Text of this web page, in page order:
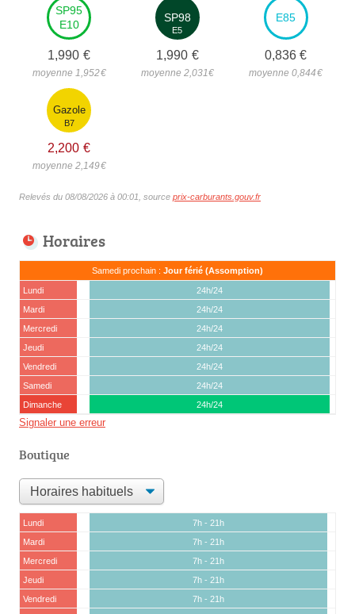
SP95
E10
1,990 €
moyenne 1,952€
SP98
E5
1,990 €
moyenne 2,031€
E85
0,836 €
moyenne 0,844€
Gazole
B7
2,200 €
moyenne 2,149€
Relevés du 08/08/2026 à 00:01, source prix-carburants.gouv.fr
Horaires
Samedi prochain : Jour férié (Assomption)
Lundi
24h/24
Mardi
24h/24
Mercredi
24h/24
Jeudi
24h/24
Vendredi
24h/24
Samedi
24h/24
Dimanche
24h/24
Signaler une erreur
Boutique
Lundi
7h - 21h
Mardi
7h - 21h
Mercredi
7h - 21h
Jeudi
7h - 21h
Vendredi
7h - 21h